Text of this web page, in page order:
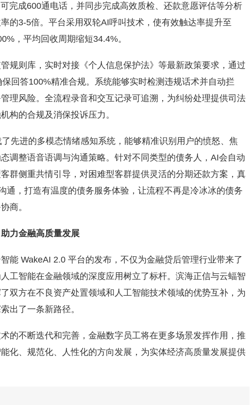
成600通电话，并同步完成高效质检、还款意愿评估等分析
的3-5倍。平台采用双轮AI呼叫技术，使有效触达率提升至
，平均回收周期缩短34.4%。
则库，实时对接《个人信息保护法》等最新政策要求，通过
回答100%精准合规。系统能够实时检测违规话术并自动拦
理风险。全流程录音和交互记录可追溯，为纠纷处理提供司法
构的合规及消保投诉压力。
进的多模态情绪感知系统，能够精准识别用户的愤怒、焦
调整语音语调与沟通策略。针对不同类型的债务人，AI会自动
群侧重共情引导，对困难型客群提供灵活的分期还款方案，真
通，打造有温度的债务服务体验，让流程不再是冷冰冰的债务
商。
力金融高质量发展
WakeAI 2.0 平台的发布，不仅为金融贷后管理行业带来了
工智能在金融领域的深度应用树立了标杆。滨海正信与云蝠智
双方在不良资产处置领域和人工智能技术领域的优势互补，为
出了一条新路径。
不断迭代和完善，金融数字员工将在更多场景发挥作用，推
化、规范化、人性化的方向发展，为实体经济高质量发展提供